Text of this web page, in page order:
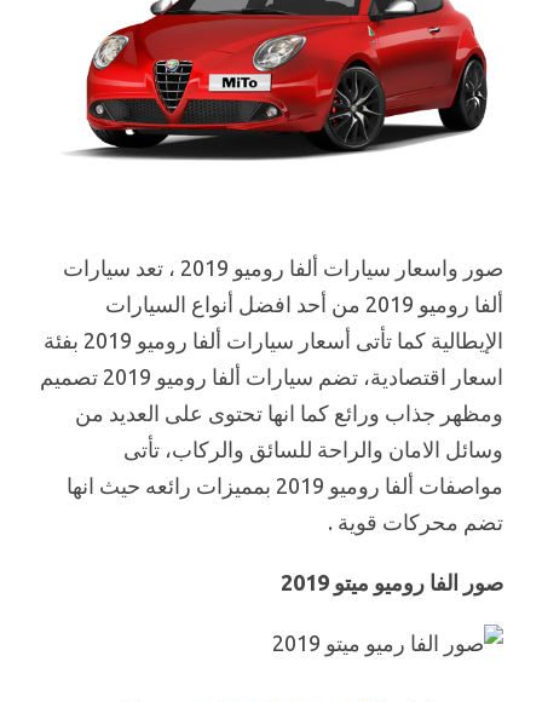
صور واسعار سيارات ألفا روميو 2019 ، تعد سيارات
ألفا روميو 2019 من أحد افضل أنواع السيارات
الإيطالية كما تأتى أسعار سيارات ألفا روميو 2019 بفئة
اسعار اقتصادية، تضم سيارات ألفا روميو 2019 تصميم
ومظهر جذاب ورائع كما انها تحتوى على العديد من
وسائل الامان والراحة للسائق والركاب، تأتى
مواصفات ألفا روميو 2019 بمميزات رائعه حيث انها
تضم محركات قوية .
صور الفا روميو ميتو 2019